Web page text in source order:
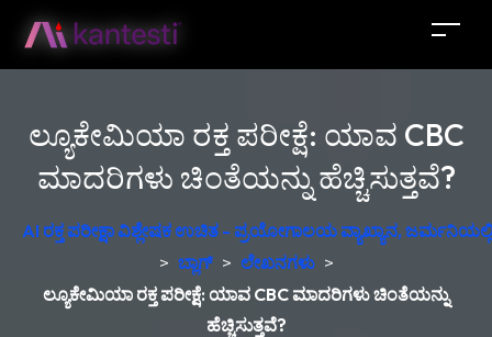
ಲ್ಯೂಕೇಮಿಯಾ ರಕ್ತ ಪರೀಕ್ಷೆ: ಯಾವ CBC
ಮಾದರಿಗಳು ಚಿಂತೆಯನ್ನು ಹೆಚ್ಚಿಸುತ್ತವೆ?
AI ರಕ್ತ ಪರೀಕ್ಷಾ ವಿಶ್ಲೇಷಕ ಉಚಿತ - ಪ್ರಯೋಗಾಲಯ ವ್ಯಾಖ್ಯಾನ,
> ಬ್ಲಾಗ್ > ಲೇಖನಗಳು >
ಲ್ಯೂಕೇಮಿಯಾ ರಕ್ತ ಪರೀಕ್ಷೆ: ಯಾವ CBC ಮಾದರಿಗಳು ಚಿಂತೆಯನ್ನು
ಹೆಚ್ಚಿಸುತ್ತವೆ?